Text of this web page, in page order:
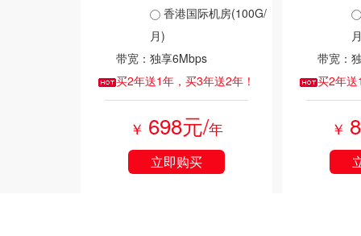
香港国际机房(100G/
月)
带宽： 独享6Mbps
买2年送1年，买3年送2年！
￥ 698元/年
立即购买
带宽：
买2年
￥